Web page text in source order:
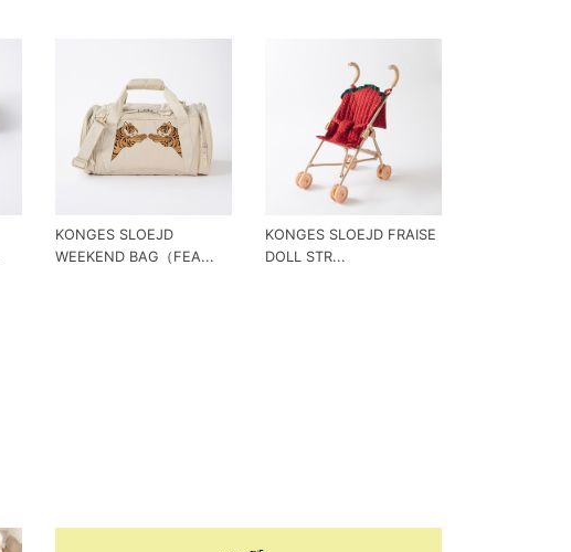
KONGES SLOEJD
WEEKEND BAG（FEA...
KONGES SLOEJD FRAISE
DOLL STR...